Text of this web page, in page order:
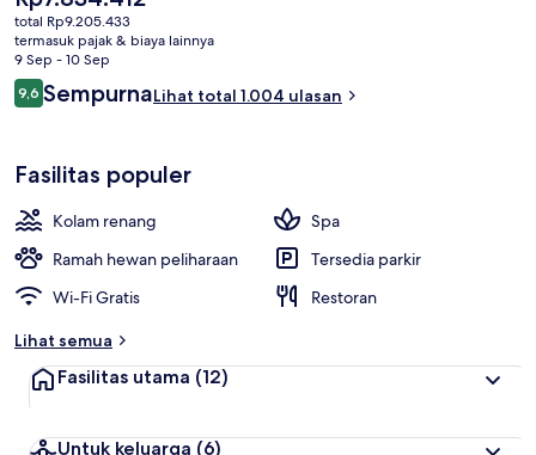
staf. Properti ini berada dekat dengan transportasi umum: Stasiun
Shot Tower-Market Place berjarak 13 menit.
saat
ini
Rp7.834.412
total Rp9.205.433
termasuk pajak & biaya lainnya
9 Sep - 10 Sep
Ulasan
9,69,6 dari 10
SempurnaLihat total 1.004 ulasan
Fasilitas populer
Kolam renang
Spa
Ramah hewan peliharaan
Tersedia parkir
Wi-Fi Gratis
Restoran
Lihat semua
Fasilitas utama (12)
Untuk keluarga (6)